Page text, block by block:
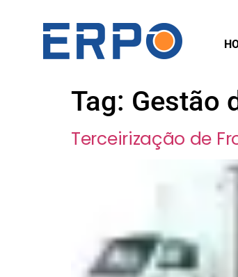
Tag: Gestão
Terceirização de